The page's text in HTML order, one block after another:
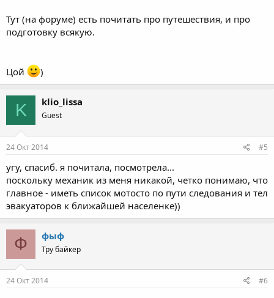
Тут (на форуме) есть почитать про путешествия, и про
подготовку всякую.
Цой )
K klio_lissa
Guest
24 Окт 2014 #5
угу, спасиб. я почитала, посмотрела...
поскольку механик из меня никакой, четко понимаю, что
главное - иметь список мотосто по пути следования и тел
эвакуаторов к ближайшей населенке))
Ф фыф
Тру байкер
24 Окт 2014 #6